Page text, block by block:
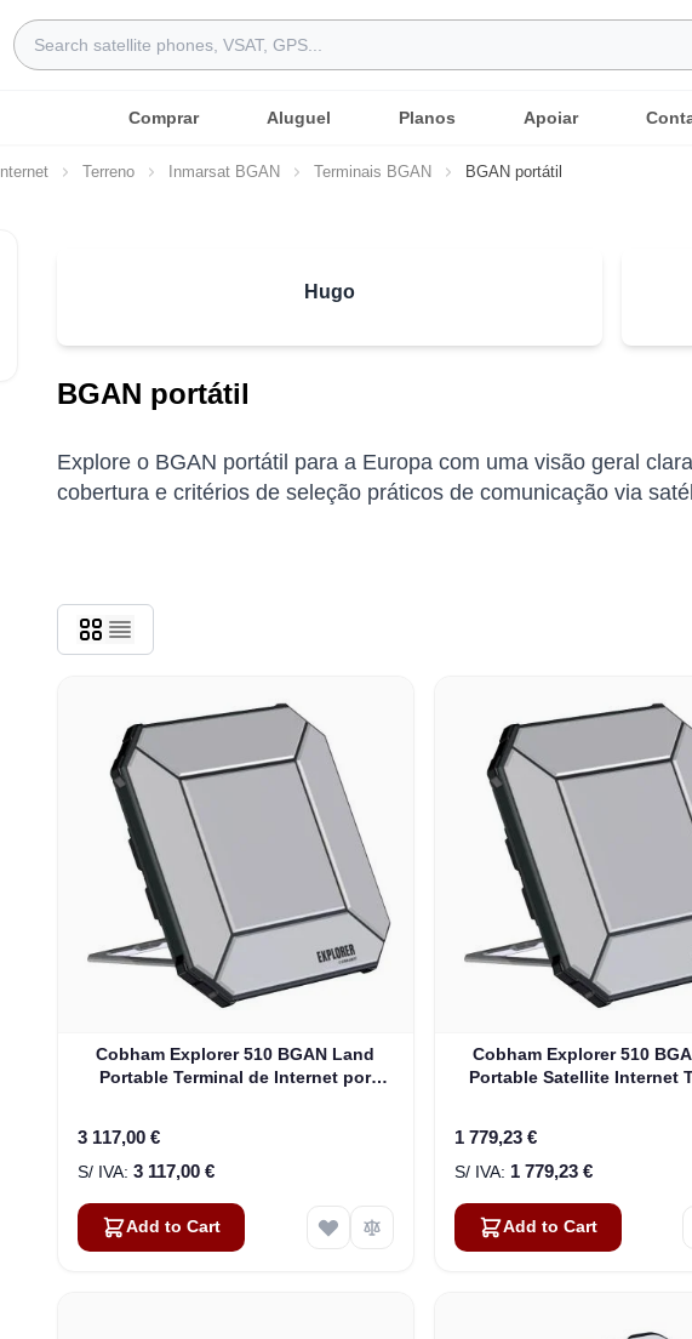
Search
Comprar Aluguel Planos Apoiar
Internet Terreno Inmarsat BGAN Terminais BGAN BGAN portátil
Hugo
BGAN portátil
Explore o BGAN portátil para a Europa com uma visão geral
cobertura e critérios de seleção práticos de comunicação via
Cobham Explorer 510 BGAN Land
Portable Terminal de Internet por
3 117,00 €
3 117,00 €
Add to Cart
Cobham Explorer 510
Portable Satellite Internet
1 779,23 €
1 779,23 €
Add to Cart